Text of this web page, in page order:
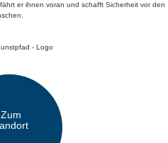
er ihnen voran und schafft Sicherheit vor den
Zum